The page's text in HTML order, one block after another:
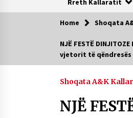
Rreth Kallaratit
Te rejat
DURRËS: ZGJEDHJE
16/07/2026
NË KALLARAT, NË
Home Shoqata
NJË FESTË
vjetorit të qëndresës
Shoqata A&K
NJË